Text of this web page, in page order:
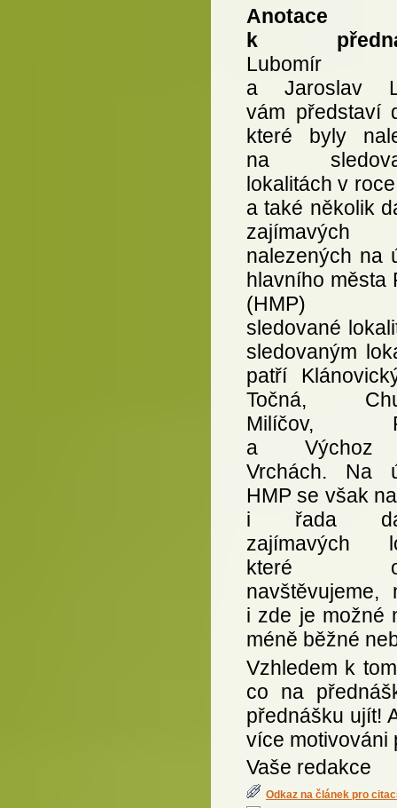
Anotace
k
Lubomír
a Jaroslav
vám představí
které byly
na
lokalitách v
a také několik
zajímavých
nalezených na
hlavního města
(HMP)
sledované
sledovaným
patří
Točná,
Milíčov,
a Výchoz
Vrchách. Na
HMP se však
i řada
zajímavých
které
navštěvujeme,
i zde je možné
méně běžné
Vzhledem k
co na
přednášku ujít!
více motivováni
Vaše redakce
Odkaz na článek pro